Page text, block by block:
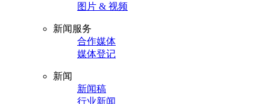
图片 & 视频
新闻服务
合作媒体
媒体登记
新闻
新闻稿
行业新闻